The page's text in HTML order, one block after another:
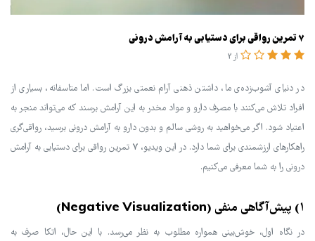
7 تمرین رواقی برای دستیابی به آرامش درونی
از 2
در دنیای آشوب‌زده‌ی ما، داشتن ذهنی آرام نعمتی بزرگ است. اما متاسفانه، بسیاری از
افراد تلاش می‌کنند با مصرف دارو و مواد مخدر به این آرامش برسند که می‌تواند منجر به
اعتیاد شود. اگر می‌خواهید به روشی سالم و بدون دارو به آرامش درونی برسید، رواقی‌گری
راهکارهای ارزشمندی برای شما دارد. در این ویدیو، 7 تمرین رواقی برای دستیابی به آرامش
درونی را به شما معرفی می‌کنیم.
۱) پیش‌آگاهی منفی (Negative Visualization)
در نگاه اول، خوش‌بینی همواره مطلوب به نظر می‌رسد. با این حال، اتکا صرف به